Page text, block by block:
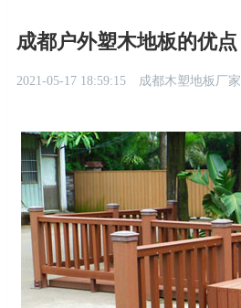
成都户外塑木地板的优点
2021-05-17 18:59:15 成都木塑地板厂家